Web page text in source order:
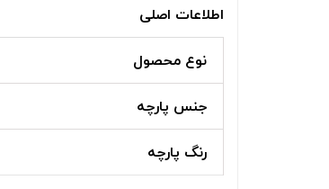
اطلاعات اصلی
نوع محصول
جنس پارچه
رنگ پارچه